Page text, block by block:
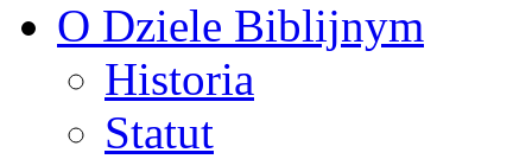
O Dziele Biblijnym
Historia
Statut